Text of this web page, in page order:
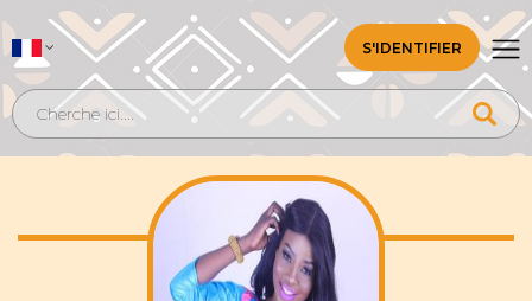
S'IDENTIFIER